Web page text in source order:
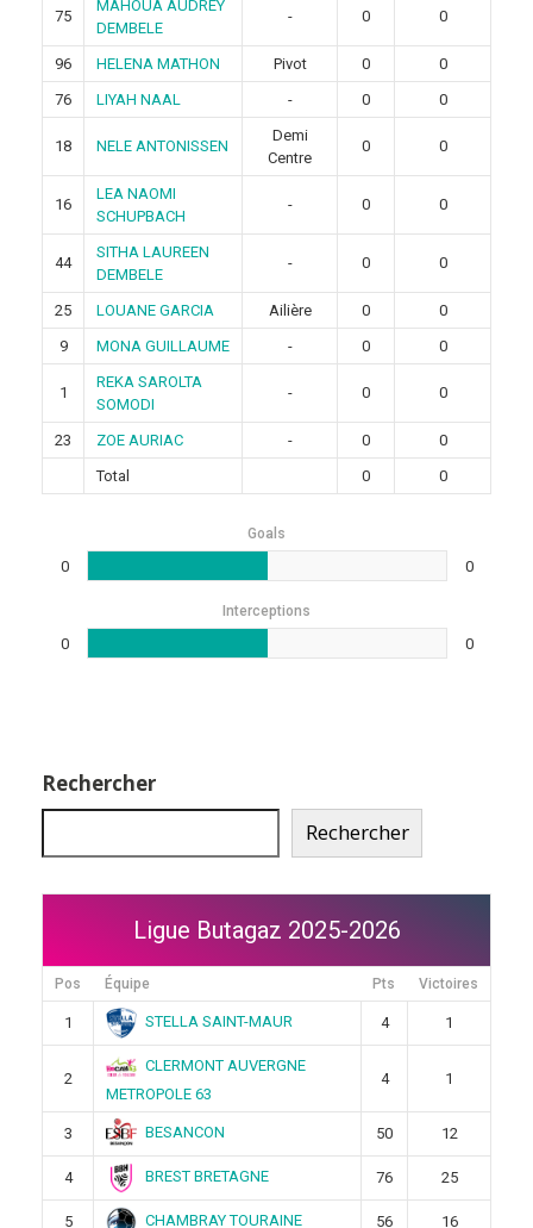
75
MAHOUA AUDREY
DEMBELE
- 0 0
96 HELENA MATHON Pivot 0
0
76
LIYAH NAAL - 0 0
18 NELE ANTONISSEN
Demi
Centre
0 0
16
LEA NAOMI
SCHUPBACH
- 0 0
44
SITHA LAUREEN
DEMBELE
- 0 0
25 LOUANE GARCIA Ailière 0
0
9
MONA GUILLAUME - 0 0
1
REKA SAROLTA
SOMODI
- 0 0
23 ZOE AURIAC - 0
0
Total
0 0
Goals
0 0
Interceptions
0 0
Rechercher
Rechercher
Ligue Butagaz 2025-2026
Pos Équipe Pts Victoires
1 STELLA SAINT-MAUR 4 1
2
CLERMONT AUVERGNE
METROPOLE 63
4 1
3 BESANCON 50 12
4 BREST BRETAGNE 76 25
5 CHAMBRAY TOURAINE 56 16